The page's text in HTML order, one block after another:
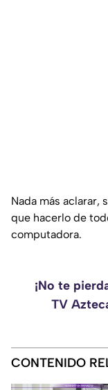
Nada más aclarar,
que hacerlo de
computadora.
¡No te
TV
CONTENIDO